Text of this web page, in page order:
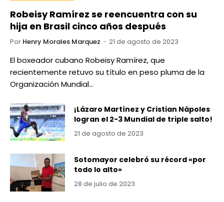
Robeisy Ramírez se reencuentra con su
hija en Brasil cinco años después
Por Henry Morales Marquez 21 de agosto de 2023
El boxeador cubano Robeisy Ramírez, que
recientemente retuvo su título en peso pluma de la
Organización Mundial…
¡Lázaro Martínez y Cristian Nápoles
logran el 2-3 Mundial de triple salto!
21 de agosto de 2023
Sotomayor celebró su récord «por
todo lo alto»
28 de julio de 2023